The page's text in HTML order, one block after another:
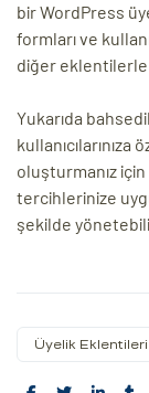
bir WordPress
formları ve
diğer eklentilerle
Yukarıda
oluşturmanız
tercihlerinize
şekilde
Üyelik Eklentileri